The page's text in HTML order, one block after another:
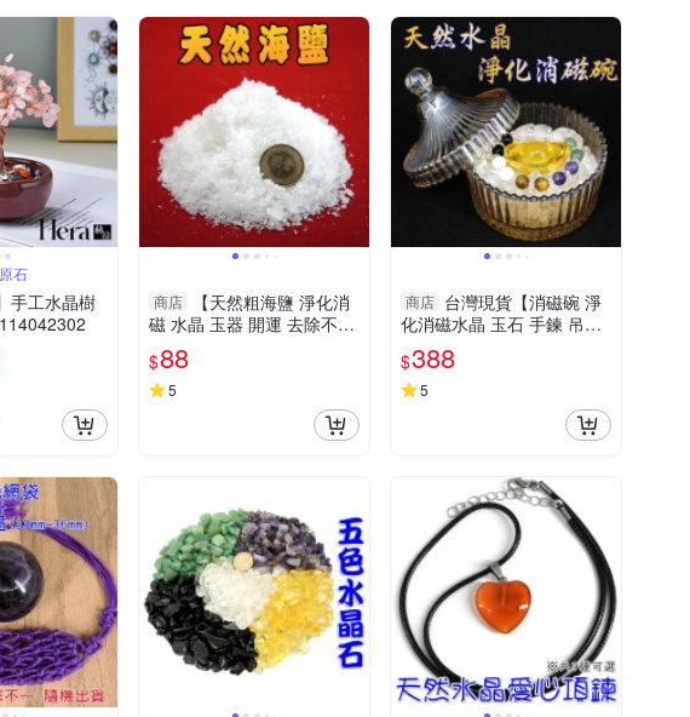
石
手工水晶樹
商店
【天然粗海鹽 淨化消
磁 水晶 玉器 開運 去除不好
氣場 每包約150公克】
$88
5
商店 台灣現貨【消磁碗 淨
化消磁水晶 玉石 手鍊 吊飾
飾品等 附白水晶300公克 元
寶 已淨化】
$388
5